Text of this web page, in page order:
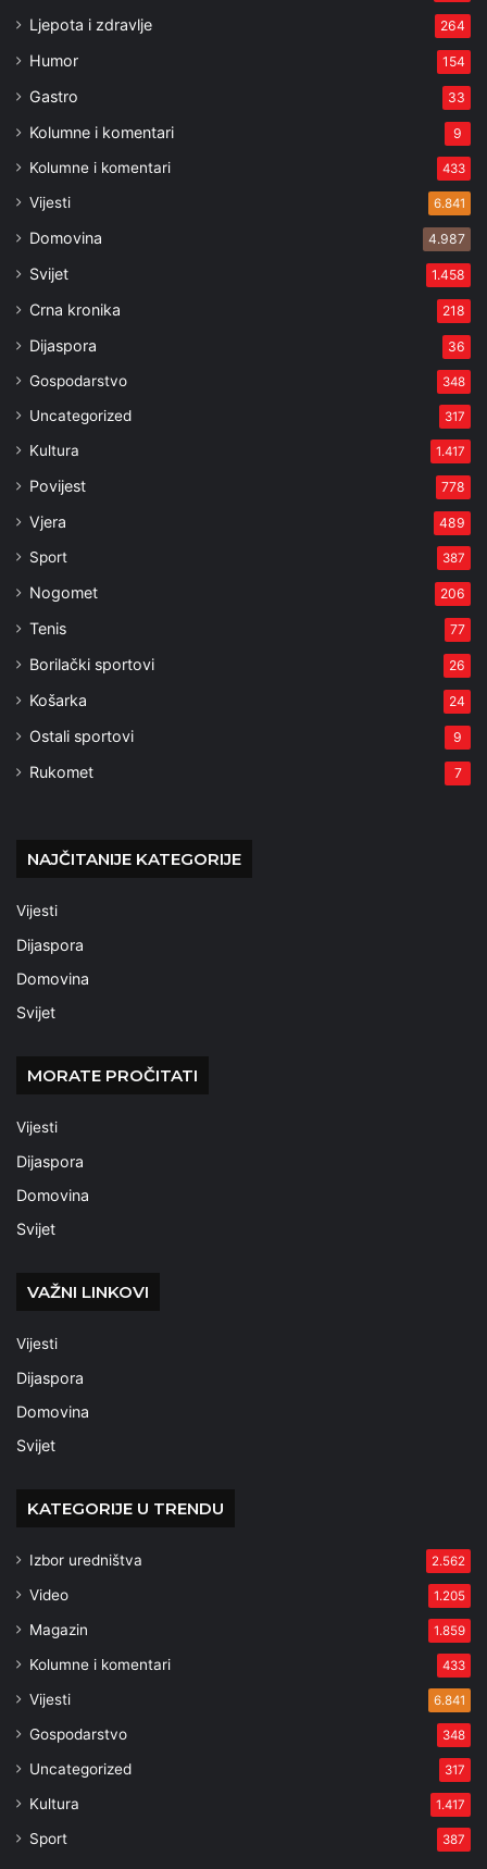
Ljepota i zdravlje 264
Humor 154
Gastro 33
Kolumne i komentari 9
Kolumne i komentari 433
Vijesti 6.841
Domovina 4.987
Svijet 1.458
Crna kronika 218
Dijaspora 36
Gospodarstvo 348
Uncategorized 317
Kultura 1.417
Povijest 778
Vjera 489
Sport 387
Nogomet 206
Tenis 77
Borilački sportovi 26
Košarka 24
Ostali sportovi 9
Rukomet 7
NAJČITANIJE KATEGORIJE
Vijesti
Dijaspora
Domovina
Svijet
MORATE PROČITATI
Vijesti
Dijaspora
Domovina
Svijet
VAŽNI LINKOVI
Vijesti
Dijaspora
Domovina
Svijet
KATEGORIJE U TRENDU
Izbor uredništva 2.562
Video 1.205
Magazin 1.859
Kolumne i komentari 433
Vijesti 6.841
Gospodarstvo 348
Uncategorized 317
Kultura 1.417
Sport 387